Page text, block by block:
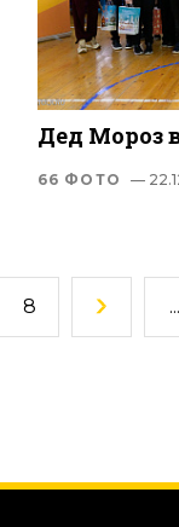
Дед Мороз
66 ФОТО —
8 ...